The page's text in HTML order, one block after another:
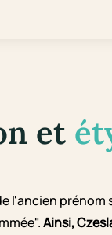
et
l'ancien
Ainsi,